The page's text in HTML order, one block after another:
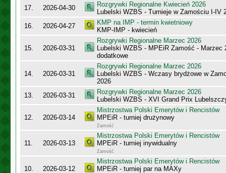
17. 2026-04-30
Rozgrywki Regionalne Kwiecień 2026
Lubelski WZBS - Turnieje w Zamościu I-IV
16.
2026-04-27
KMP na IMP - termin kwietniowy
KMP-IMP - kwiecień
15. 2026-03-31
Rozgrywki Regionalne Marzec 2026
Lubelski WZBS - MPEiR Zamość - Marzec
dodatkowe
14. 2026-03-31
Rozgrywki Regionalne Marzec 2026
Lubelski WZBS - Wczasy brydżowe w
2026
13.
2026-03-31
Rozgrywki Regionalne Marzec 2026
Lubelski WZBS - XVI Grand Prix
12. 2026-03-14
Mistrzostwa Polski Emerytów i Rencistów
MPEiR - turniej drużynowy
Zamość
11. 2026-03-13
Mistrzostwa Polski Emerytów i Rencistów
MPEiR - turniej inywidualny
Zamość
10. 2026-03-12
Mistrzostwa Polski Emerytów i Rencistów
MPEiR - turniej par na MAXy